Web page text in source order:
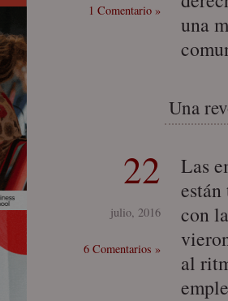
1 Comentario »
una
Una
22
julio, 2016
6 Comentarios »
Las
con
al